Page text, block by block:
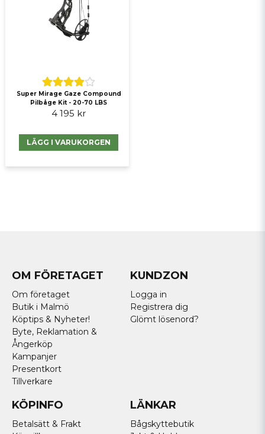
Super Mirage Gaze Compound
Pilbåge Kit - 20-70 LBS
4 195 kr
LÄGG I VARUKORGEN
OM FÖRETAGET
Om företaget
Butik i Malmö
Köptips & Nyheter!
Byte, Reklamation &
Ångerköp
Kampanjer
Presentkort
Tillverkare
KUNDZON
Logga in
Registrera dig
Glömt lösenord?
KÖPINFO
Betalsätt & Frakt
LÄNKAR
Bågskyttebutik